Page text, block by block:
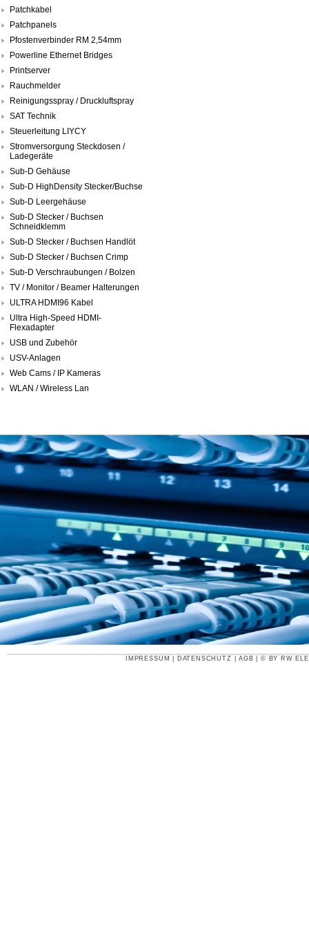
Patchkabel
Patchpanels
Pfostenverbinder RM 2,54mm
Powerline Ethernet Bridges
Printserver
Rauchmelder
Reinigungsspray / Druckluftspray
SAT Technik
Steuerleitung LIYCY
Stromversorgung Steckdosen /
Ladegeräte
Sub-D Gehäuse
Sub-D HighDensity Stecker/Buchse
Sub-D Leergehäuse
Sub-D Stecker / Buchsen
Schneidklemm
Sub-D Stecker / Buchsen Handlöt
Sub-D Stecker / Buchsen Crimp
Sub-D Verschraubungen / Bolzen
TV / Monitor / Beamer Halterungen
ULTRA HDMI96 Kabel
Ultra High-Speed HDMI-
Flexadapter
USB und Zubehör
USV-Anlagen
Web Cams / IP Kameras
WLAN / Wireless Lan
IMPRESSUM DATENSCHUTZ |AGB | © BY RW